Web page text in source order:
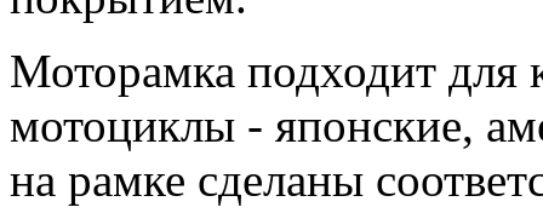
Моторамка подходит для
мотоциклы - японские,
на рамке сделаны